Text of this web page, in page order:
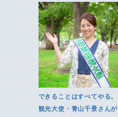
できることはすべてやる。
観光大使・青山千景さんが